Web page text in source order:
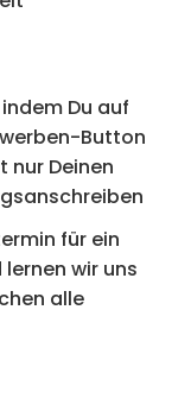
Du auf
Button
nur Deinen
für ein
wir uns
alle